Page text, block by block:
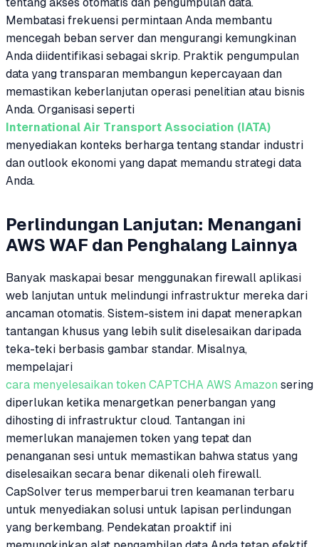
Membatasi frekuensi permintaan Anda membantu
mencegah beban server dan mengurangi kemungkinan
Anda diidentifikasi sebagai skrip. Praktik pengumpulan
data yang transparan membangun kepercayaan dan
memastikan keberlanjutan operasi penelitian atau bisnis
Anda. Organisasi seperti
International Air Transport Association (IATA)
menyediakan konteks berharga tentang standar industri
dan outlook ekonomi yang dapat memandu strategi data
Anda.
Perlindungan Lanjutan: Menangani
AWS WAF dan Penghalang Lainnya
Banyak maskapai besar menggunakan firewall aplikasi
web lanjutan untuk melindungi infrastruktur mereka dari
ancaman otomatis. Sistem-sistem ini dapat menerapkan
tantangan khusus yang lebih sulit diselesaikan daripada
teka-teki berbasis gambar standar. Misalnya,
mempelajari
cara menyelesaikan token CAPTCHA AWS Amazon sering
diperlukan ketika menargetkan penerbangan yang
dihosting di infrastruktur cloud. Tantangan ini
memerlukan manajemen token yang tepat dan
penanganan sesi untuk memastikan bahwa status yang
diselesaikan secara benar dikenali oleh firewall.
CapSolver terus memperbarui tren keamanan terbaru
untuk menyediakan solusi untuk lapisan perlindungan
yang berkembang. Pendekatan proaktif ini